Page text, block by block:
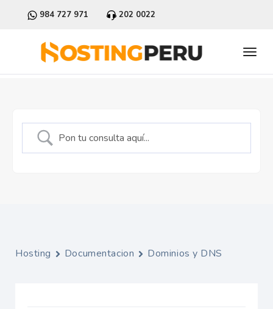
984 727 971 202 0022
Hosting Documentacion Dominios y DNS